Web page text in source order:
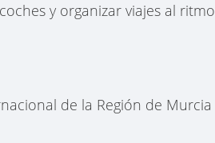
y organizar viajes al ritmo
de la Región de Murcia